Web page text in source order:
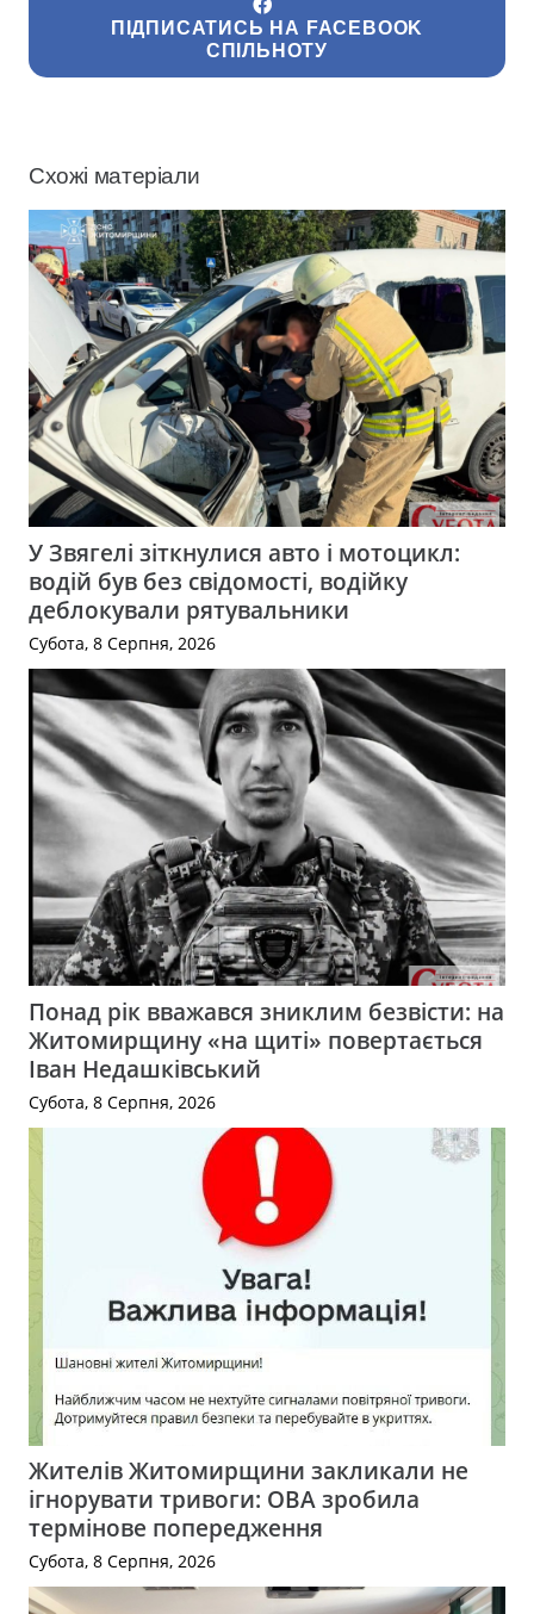
ПІДПИСАТИСЬ НА FACEBOOK
СПІЛЬНОТУ
Схожі матеріали
У Звягелі зіткнулися авто і мотоцикл:
водій був без свідомості, водійку
деблокували рятувальники
Субота, 8 Серпня, 2026
Понад рік вважався зниклим безвісти: на
Житомирщину «на щиті» повертається
Іван Недашківський
Субота, 8 Серпня, 2026
Жителів Житомирщини закликали не
ігнорувати тривоги: ОВА зробила
термінове попередження
Субота, 8 Серпня, 2026